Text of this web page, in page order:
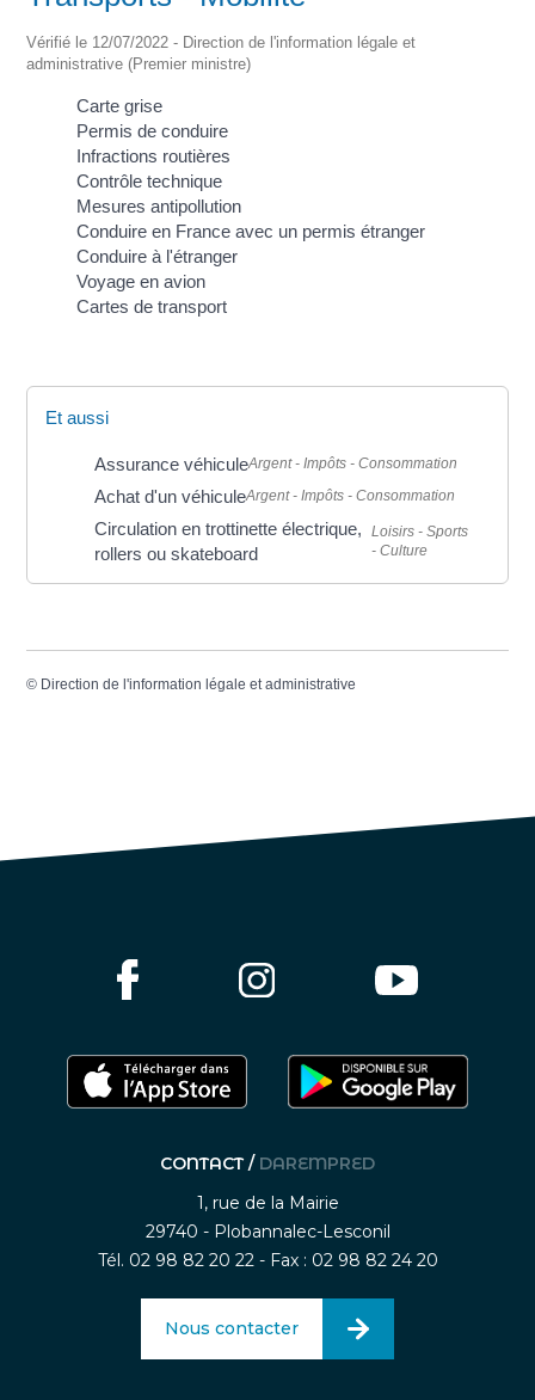
Vérifié le 12/07/2022 - Direction de l'information légale et
administrative (Premier ministre)
Carte grise
Permis de conduire
Infractions routières
Contrôle technique
Mesures antipollution
Conduire en France avec un permis étranger
Conduire à l'étranger
Voyage en avion
Cartes de transport
Et aussi
Assurance véhiculeArgent - Impôts - Consommation
Achat d'un véhiculeArgent - Impôts - Consommation
Circulation en trottinette électrique,
rollers ou skateboard
Loisirs - Sports
- Culture
© Direction de l'information légale et administrative
CONTACT / DAREMPRED
1, rue de la Mairie
29740 - Plobannalec-Lesconil
Tél. 02 98 82 20 22 - Fax : 02 98 82 24 20
Nous contacter